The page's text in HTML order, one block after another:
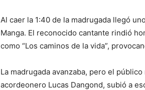
Al caer la 1:40 de la madrugada llegó
Manga. El reconocido cantante rindió
como “Los caminos de la vida”,
La madrugada avanzaba, pero el
acordeonero Lucas Dangond, subió a